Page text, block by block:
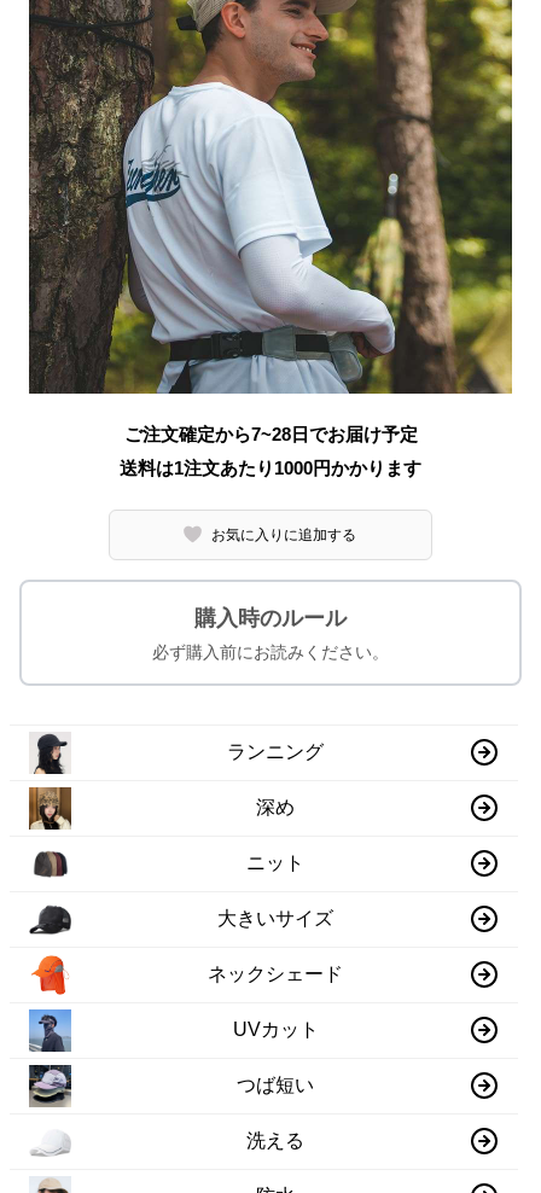
ご注文確定から7~28日でお届け予定
送料は1注文あたり 1000円かかります
お気に入りに追加する
購入時のルール
必ず購入前にお読みください。
ランニング
深め
ニット
大きいサイズ
ネックシェード
UVカット
つば短い
洗える